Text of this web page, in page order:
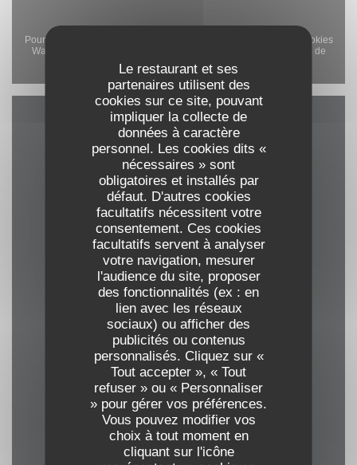
Le restaurant et ses
partenaires utilisent des
cookies sur ce site, pouvant
impliquer la collecte de
données à caractère
personnel. Les cookies dits «
nécessaires » sont
obligatoires et installés par
défaut. D'autres cookies
facultatifs nécessitent votre
consentement. Ces cookies
facultatifs servent à analyser
votre navigation, mesurer
l'audience du site, proposer
des fonctionnalités (ex : en
lien avec les réseaux
sociaux) ou afficher des
publicités ou contenus
personnalisés. Cliquez sur «
Tout accepter », « Tout
refuser » ou « Personnaliser
» pour gérer vos préférences.
Vous pouvez modifier vos
choix à tout moment en
cliquant sur l'icône
Pour afficher la carte interactive Waze, vous devez accepter les cookies
Waze Map (Google). Ces cookies peuvent collecter des données de
navigation et de localisation.
Autoriser
Infos pratiques
Cuisine
Européenne, cuisine d'auteur
Type de restaurant
Cuisine moderne, Restaurant Contemporain
Services
Air conditionné - Climatisation
Moyens de paiement
Apple Pay, Ticket Restaurant,
Eurocard/Mastercard, Titres restaurant,